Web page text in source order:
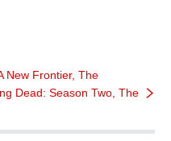
New Frontier, The
Dead: Season Two, The